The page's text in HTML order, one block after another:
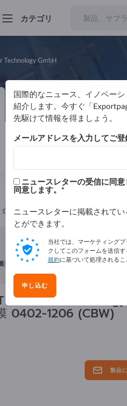
カテゴリ
Technology GmbH
SRT Resistor
製造元 ドイツ
企業ニュース 広告
要に戻る
Resistor
0402-1206 (CBW)
製品
国際的なニュース、イノベー
紹介します。今すぐ「
先駆けて情報を得ましょう。
メールアドレスを入力してご登
ニュースレターの受信に同
同意します。
ニュースレターに掲載されて
とができます。
当社では、マーケティング
クしてこのフォームを送信
規約に基づいて処理されるこ
申し込む